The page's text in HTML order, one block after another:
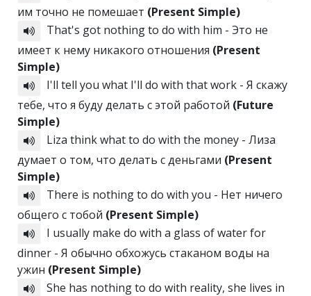
им точно не помешает (Present Simple)
That's got nothing to do with him - Это не
имеет к нему никакого отношения (Present
Simple)
I'll tell you what I'll do with that work - Я скажу
тебе, что я буду делать с этой работой (Future
Simple)
Liza think what to do with the money - Лиза
думает о том, что делать с деньгами (Present
Simple)
There is nothing to do with you - Нет ничего
общего с тобой (Present Simple)
I usually make do with a glass of water for
dinner - Я обычно обхожусь стаканом воды на
ужин (Present Simple)
She has nothing to do with reality, she lives in